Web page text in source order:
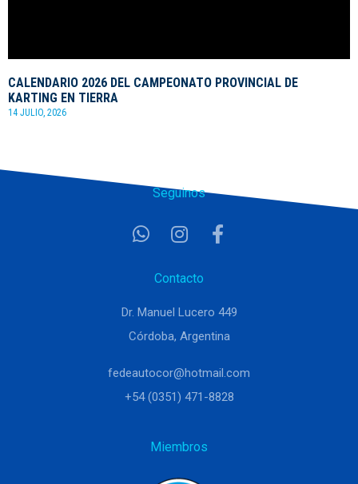
CALENDARIO 2026 DEL CAMPEONATO PROVINCIAL DE
KARTING EN TIERRA
14 JULIO, 2026
Seguinos
Contacto
Dr. Manuel Lucero 449
Córdoba, Argentina
fedeautocor@hotmail.com
+54 (0351) 471-8828
Miembros